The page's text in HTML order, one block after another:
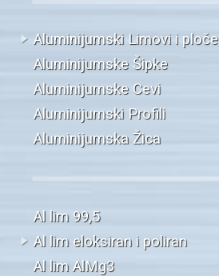
Aluminijumski Limovi i ploče
Aluminijumske Šipke
Aluminijumske Cevi
Aluminijumski Profili
Aluminijumska Žica
Al lim 99,5
Al lim eloksiran i poliran
Al lim AlMg3